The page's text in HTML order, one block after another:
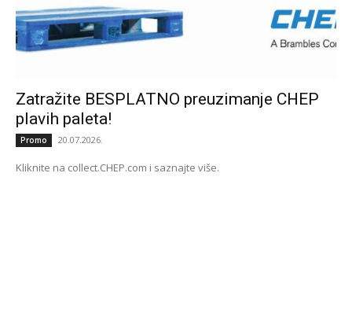
Zatražite BESPLATNO preuzimanje CHEP
plavih paleta!
Promo 20.07.2026.
Kliknite na collect.CHEP.com i saznajte više.